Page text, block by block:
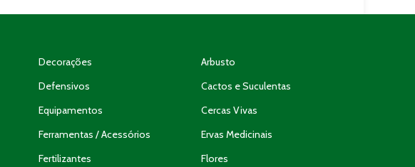
Decorações
Defensivos
Equipamentos
Ferramentas / Acessórios
Fertilizantes
Arbusto
Cactos e Suculentas
Cercas Vivas
Ervas Medicinais
Flores